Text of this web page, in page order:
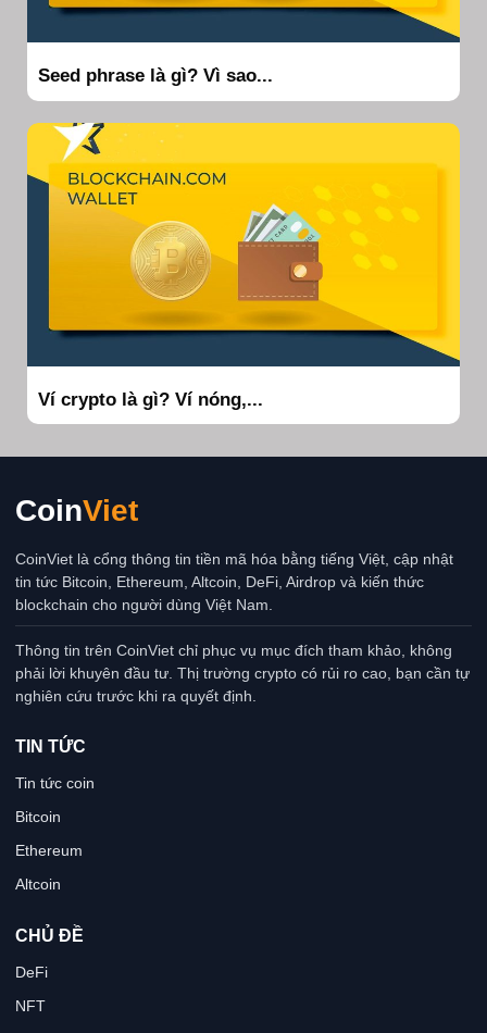
Seed phrase là gì? Vì sao...
Ví crypto là gì? Ví nóng,...
CoinViet
CoinViet là cổng thông tin tiền mã hóa bằng tiếng Việt, cập nhật
tin tức Bitcoin, Ethereum, Altcoin, DeFi, Airdrop và kiến thức
blockchain cho người dùng Việt Nam.
Thông tin trên CoinViet chỉ phục vụ mục đích tham khảo, không
phải lời khuyên đầu tư. Thị trường crypto có rủi ro cao, bạn cần tự
nghiên cứu trước khi ra quyết định.
TIN TỨC
Tin tức coin
Bitcoin
Ethereum
Altcoin
CHỦ ĐỀ
DeFi
NFT